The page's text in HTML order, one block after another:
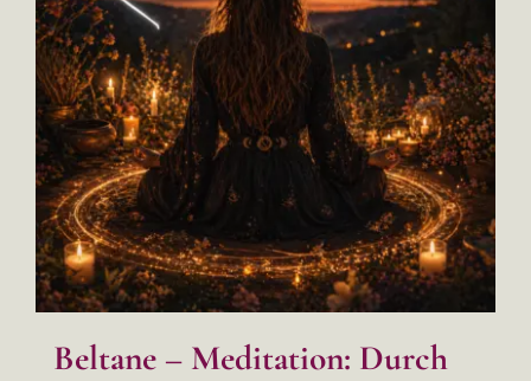
Beltane – Meditation: Durch